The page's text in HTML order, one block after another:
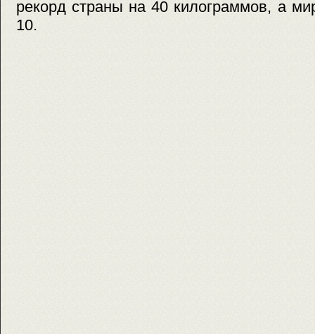
рекорд страны на 40 килограммов, а
10.